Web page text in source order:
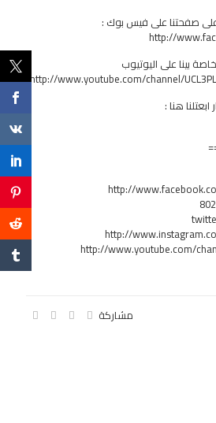
صفحتنا على فيس بوك :
http://
بينا على اليوتيوب
http://www.youtube.com/channel/
هنا :
http://
http://
http://www.youtube.com/
مشاركة